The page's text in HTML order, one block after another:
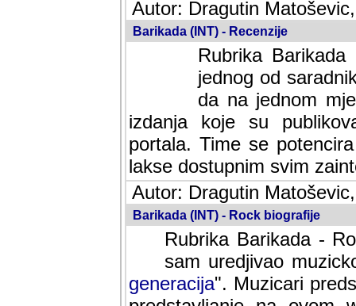
Autor: Dragutin
Barikada (INT) - Recenzije
Rubrika
jednog od
da na jednom
izdanja koje su
portala. Time se
lakse dostupnim svim
Autor: Dragutin
Barikada (INT) - Rock biografije
Rubrika Barikada -
sam uredjivao
generacija". Muzicari